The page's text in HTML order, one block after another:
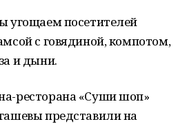
угощаем посетителей
с говядиной, компотом,
и дыни.
ресторана «Суши шоп»
представили на